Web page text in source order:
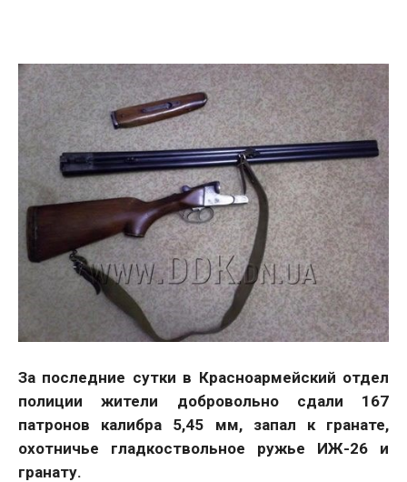
За последние сутки в Красноармейский отдел
полиции жители добровольно сдали 167
патронов калибра 5,45 мм, запал к гранате,
охотничье гладкоствольное ружье ИЖ-26 и
гранату.